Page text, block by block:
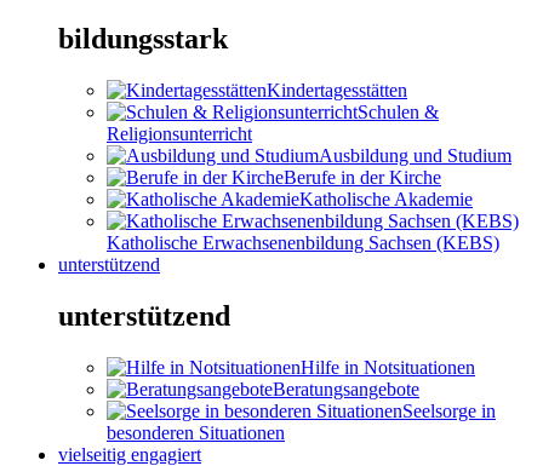
bildungsstark
Kindertagesstätten
Schulen &
Religionsunterricht
Ausbildung und Studium
Berufe in der Kirche
Katholische Akademie
Katholische Erwachsenenbildung Sachsen (KEBS)
unterstützend
unterstützend
Hilfe in Notsituationen
Beratungsangebote
Seelsorge in
besonderen Situationen
vielseitig engagiert